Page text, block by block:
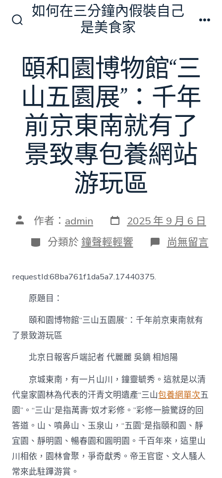
換
開
關
如何在三分鐘內假裝自己
是美食家
頤和園博物館“三
山五園展”：千年
前京東南就有了
景致專包養網站
游玩區
文 作者： admin 發
表
日
期
2025 年 9 月 6 日
分
類
分類於 鐘聲輕輕響 在
〈頤
山
展”：
千
前
京
東
南
就
有
了
景
致
尚無留言
requestId:68ba761f1da5a7.17440375.
原題目：
頤和園博物館“三山五園展”：千年前京東南就有
了景致游玩區
北京日報客戶端記者 代麗麗 吳鏑 相旭陽
京城東南，有一片山川，鐘靈毓秀。這就是以清
代皇家園林為代表的汗青文明遺產“三山包養網單次五
園”。“三山”是指萬壽“奴才彩修。”彩修一臉驚訝的回
答道。山、噴鼻山、玉泉山，“五園”是指頤和園、靜
宜園、靜明園、暢春園和圓明園。千百年來，這里山
川相依，園林會聚，爭奇獻秀。帝王官宦、文人騷人
常來此駐蹕游賞。